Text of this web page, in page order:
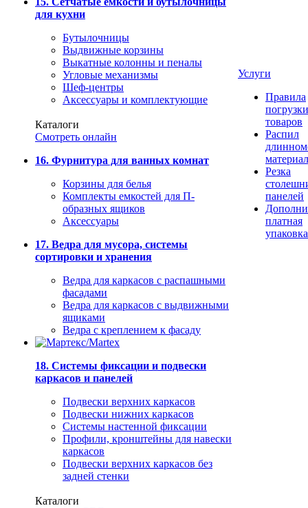
для кухни
Бутылочницы
Выдвижные корзины
Выкатные колонны и пеналы
Угловые механизмы
Шеф-центры
Аксессуары и комплектующие
Каталоги
Смотреть онлайн
16. Фурнитура для ванных комнат
Корзины для белья
Комплекты емкостей для П-
образных ящиков
Аксессуары
17. Ведра для мусора, системы
сортировки и хранения
Ведра для каркасов с распашными
фасадами
Ведра для каркасов с выдвижными
ящиками
Ведра с креплением к фасаду
18. Системы фиксации и подвески
каркасов и панелей
Подвески верхних каркасов
Подвески нижних каркасов
Системы настенной фиксации
Профили, кронштейны для навески
каркасов
Подвески верхних каркасов без
задней стенки
Каталоги
Услуги
Правила
погрузки
товаров
Распил
Резка
панелей
платная
упаковка